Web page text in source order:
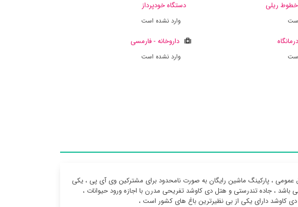
ریلی دستگاه خودپرداز
وارد نشده است
داروخانه - فارمسی
وارد نشده است
، پارکینگ ماشین رایگان به صورت نامحدود برای مشترکین وی آی پی ، یکی
باشد ، جاده تندرستی و هتل دی کاوشد تفریحی مدرن با اجازه ورود حیوانات ،
کاوشد دارای یکی از بی نظیرترین باغ های کشور است ،